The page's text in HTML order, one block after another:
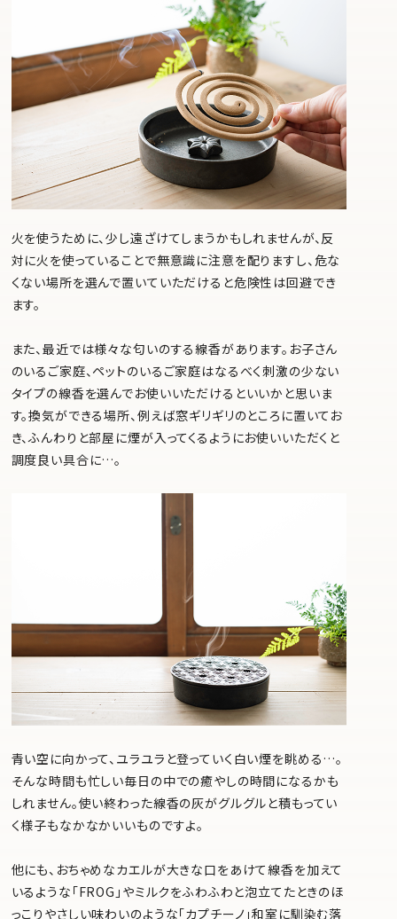
火を使うために、少し遠ざけてしまうかもしれませんが、反
対に火を使っていることで無意識に注意を配りますし、危な
くない場所を選んで置いていただけると危険性は回避でき
ます。
また、最近では様々な匂いのする線香があります。お子さん
のいるご家庭、ペットのいるご家庭はなるべく刺激の少ない
タイプの線香を選んでお使いいただけるといいかと思いま
す。換気ができる場所、例えば窓ギリギリのところに置いてお
き、ふんわりと部屋に煙が入ってくるようにお使いいただくと
調度良い具合に…。
青い空に向かって、ユラユラと登っていく白い煙を眺める…。
そんな時間も忙しい毎日の中での癒やしの時間になるかも
しれません。使い終わった線香の灰がグルグルと積もってい
く様子もなかなかいいものですよ。
他にも、おちゃめなカエルが大きな口をあけて線香を加えて
いるような「FROG」やミルクをふわふわと泡立てたときのほ
っこりやさしい味わいのような「カプチーノ」和室に馴染む落